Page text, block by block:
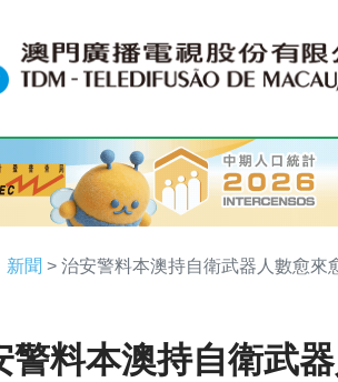
新聞 > 治安警料本澳持自衛武器人數愈來
警料本澳持自衛武